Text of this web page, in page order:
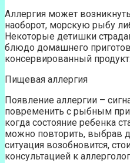
Аллергия может
наоборот, морскую рыбу
Некоторые детишки
блюдо домашнего
консервированный продукт.
Пищевая аллергия
Появление аллергии –
повременить с рыбным
когда состояние ребенка
можно повторить, выбрав
ситуация возобновится,
консультацией к